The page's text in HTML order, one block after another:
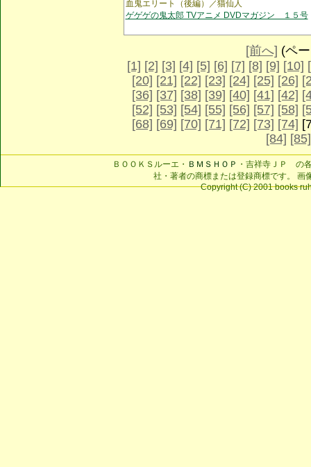
血鬼エリート（後編）／猫仙人
ゲゲゲの鬼太郎 TVアニメ DVDマガジン １５号
[前へ] (ペ
[1] [2] [3] [4] [5] [6] [7] [8] [9] [10]
[20] [21] [22] [23] [24] [25] [26]
[36] [37] [38] [39] [40] [41] [42]
[52] [53] [54] [55] [56] [57] [58]
[68] [69] [70] [71] [72] [73] [74]
[84] [85]
ＢＯＯＫＳルーエ・ ＢＭＳＨＯＰ ・吉祥寺ＪＰ の
社・著者の商標または登録商標です。 画
Copyright (C) 2001 books